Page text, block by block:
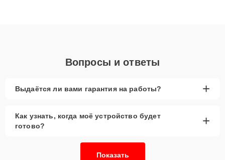
Вопросы и ответы
Выдаётся ли вами гарантия на работы? +
Как узнать, когда моё устройство будет
готово?
+
Показать